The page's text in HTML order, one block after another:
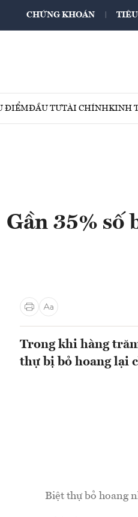
CHỨNG KHOÁN
ĐIỂMĐẦU TƯTÀI CHÍNHKINH
Gần 35% số
Trong khi hàng
thự bị bỏ hoang lại
Biệt thự bỏ hoang